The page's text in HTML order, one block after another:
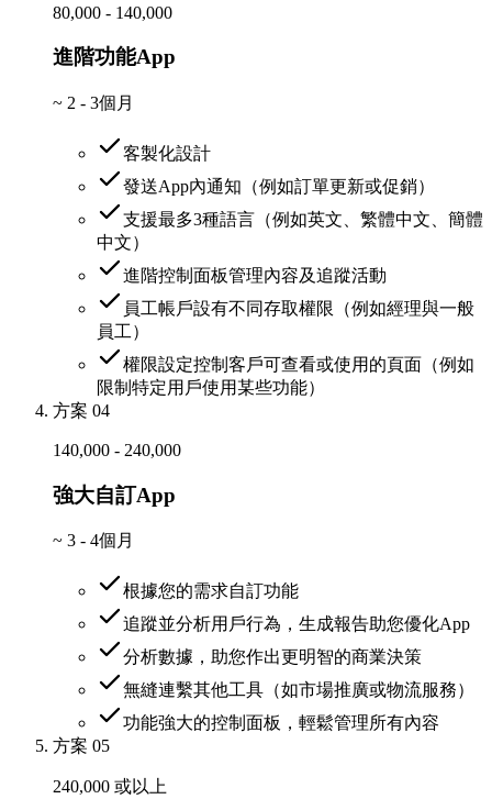
80,000 - 140,000
進階功能App
~ 2 - 3個月
客製化設計
發送App內通知（例如訂單更新或促銷）
支援最多3種語言（例如英文、繁體中文、簡體
中文）
進階控制面板管理內容及追蹤活動
員工帳戶設有不同存取權限（例如經理與一般
員工）
權限設定控制客戶可查看或使用的頁面（例如
限制特定用戶使用某些功能）
方案 04
140,000 - 240,000
強大自訂App
~ 3 - 4個月
根據您的需求自訂功能
追蹤並分析用戶行為，生成報告助您優化App
分析數據，助您作出更明智的商業決策
無縫連繫其他工具（如市場推廣或物流服務）
功能強大的控制面板，輕鬆管理所有內容
方案 05
240,000 或以上